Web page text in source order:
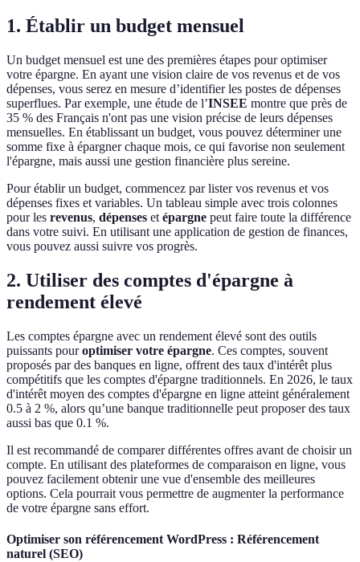
1. Établir un budget mensuel
Un budget mensuel est une des premières étapes pour optimiser
votre épargne. En ayant une vision claire de vos revenus et de vos
dépenses, vous serez en mesure d’identifier les postes de dépenses
superflues. Par exemple, une étude de l’INSEE montre que près de
35 % des Français n'ont pas une vision précise de leurs dépenses
mensuelles. En établissant un budget, vous pouvez déterminer une
somme fixe à épargner chaque mois, ce qui favorise non seulement
l'épargne, mais aussi une gestion financière plus sereine.
Pour établir un budget, commencez par lister vos revenus et vos
dépenses fixes et variables. Un tableau simple avec trois colonnes
pour les revenus, dépenses et épargne peut faire toute la différence
dans votre suivi. En utilisant une application de gestion de finances,
vous pouvez aussi suivre vos progrès.
2. Utiliser des comptes d'épargne à
rendement élevé
Les comptes épargne avec un rendement élevé sont des outils
puissants pouroptimiser votre épargne. Ces comptes, souvent
proposés par des banques en ligne, offrent des taux d'intérêt plus
compétitifs que les comptes d'épargne traditionnels. En 2026, le taux
d'intérêt moyen des comptes d'épargne en ligne atteint généralement
0.5 à 2 %, alors qu’une banque traditionnelle peut proposer des taux
aussi bas que 0.1 %.
Il est recommandé de comparer différentes offres avant de choisir un
compte. En utilisant des plateformes de comparaison en ligne, vous
pouvez facilement obtenir une vue d'ensemble des meilleures
options. Cela pourrait vous permettre de augmenter la performance
de votre épargne sans effort.
Optimiser son référencement WordPress : Référencement
naturel (SEO)